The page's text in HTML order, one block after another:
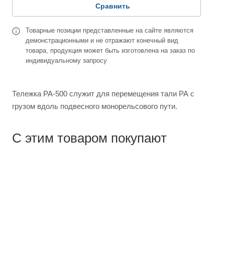
Сравнить
Товарные позиции представленные на сайте являются
демонстрационными и не отражают конечный вид
товара, продукция может быть изготовлена на заказ по
индивидуальному запросу
Тележка РА-500 служит для перемещения тали РА с
грузом вдоль подвесного монорельсового пути.
С этим товаром покупают